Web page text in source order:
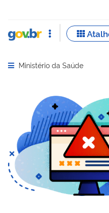
Abrir menu principal de
Ministério da Saúde